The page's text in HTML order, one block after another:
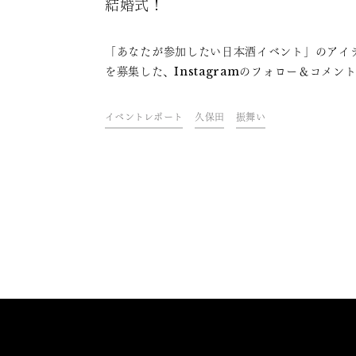
結婚式！
「あなたが参加したい日本酒イベント」のアイ
を募集した、Instagramのフォロー＆コメン
「9月に開催する披露宴で世界に一つだけの日本
を作る」でした。3月から約半年かけて作り上げ
イベントレポート 久保田 振舞い